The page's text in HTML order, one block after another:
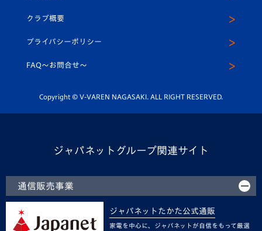
平和祈念活動
ホームタウン活動
スクール
ヴィヴィくんインスタグラム
公式LINE＠
クラブ概要
プライバシーポリシー
FAQ〜お問合せ〜
Copyright © V-VAREN NAGASAKI. ALL RIGHT RESERVED.
ジャパネットグループ関連サイト
通信販売事業
ジャパネットたかた公式通販
家電を中心に、ジャパネットが自信をもって厳選